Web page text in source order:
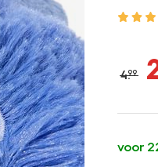
4.99
voor